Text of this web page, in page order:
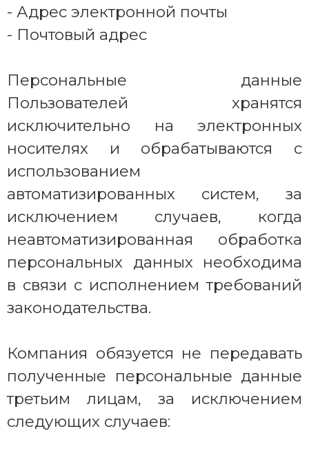
- Адрес электронной почты
- Почтовый адрес
Персональные данные
Пользователей хранятся
исключительно на электронных
носителях и обрабатываются с
использованием
автоматизированных систем, за
исключением случаев, когда
неавтоматизированная обработка
персональных данных необходима
в связи с исполнением требований
законодательства.
Компания обязуется не передавать
полученные персональные данные
третьим лицам, за исключением
следующих случаев: